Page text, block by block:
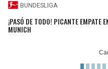
BUNDESLIGA
¡PASÓ DE TODO! PICANTE EMPATE
MUNICH